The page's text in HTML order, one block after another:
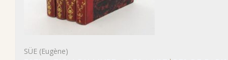
SÜE (Eugène)